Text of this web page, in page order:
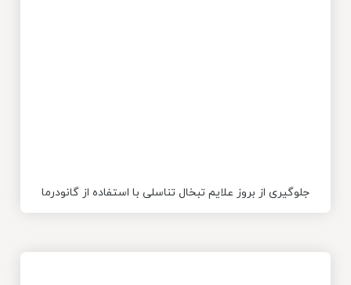
جلوگیری از بروز علایم تبخال تناسلی با استفاده از گانودرما